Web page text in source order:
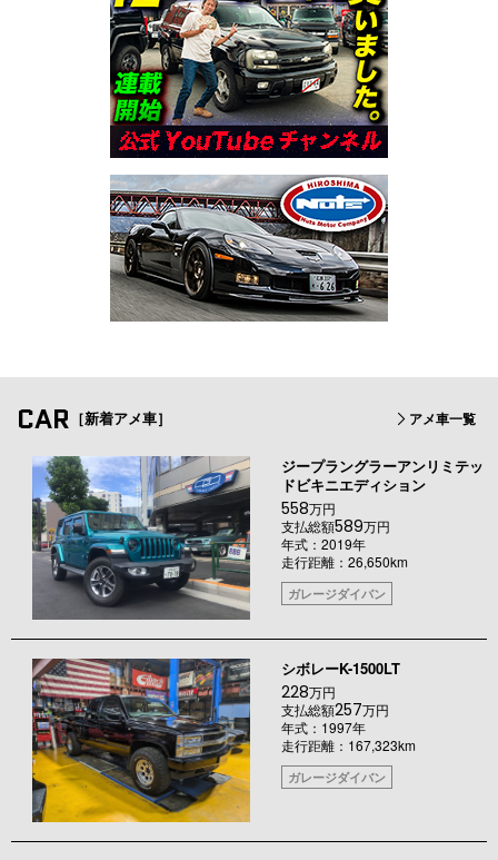
CAR ［新着アメ車］ アメ車一覧
ジープラングラーアンリミテッ
ドビキニエディション
558万円
支払総額589万円
年式：2019年
走行距離：26,650km
ガレージダイバン
シボレーK-1500LT
228万円
支払総額257万円
年式：1997年
走行距離：167,323km
ガレージダイバン